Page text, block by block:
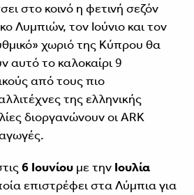
στο κοινό η φετινή σεζόν
Λυμπιών, τον Ιούνιο και τον
χωριό της Κύπρου θα
αυτό το καλοκαίρι 9
από τους πιο
της ελληνικής
διοργανώνουν οι ARK
6 Ιουνίουμε την Ιουλία
επιστρέφει στα Λύμπια για